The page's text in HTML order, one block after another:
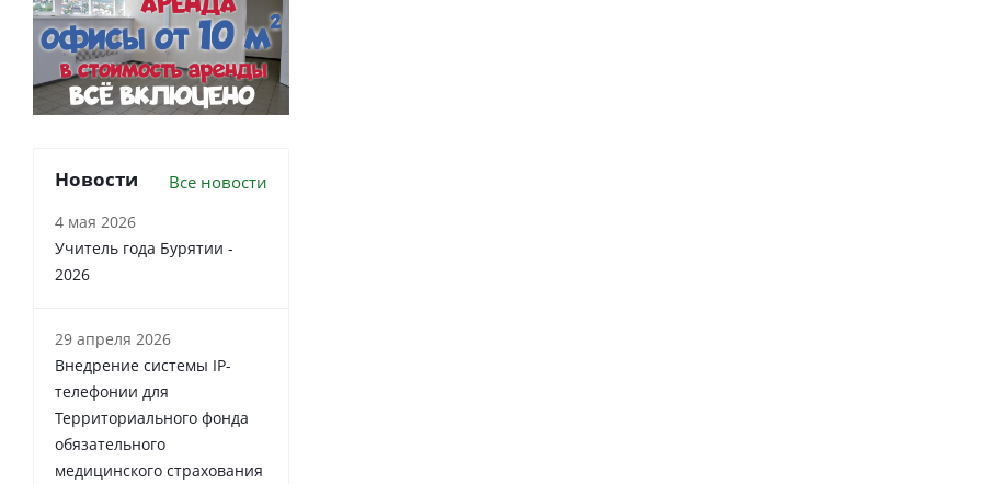
Новости Все новости
4 мая 2026
Учитель года Бурятии -
2026
29 апреля 2026
Внедрение системы IP-
телефонии для
Территориального фонда
обязательного
медицинского страхования